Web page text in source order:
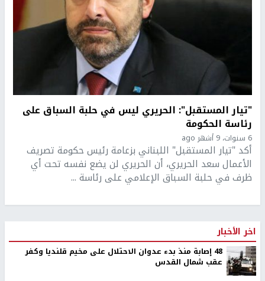
"تيار المستقبل": الحريري ليس في حلبة السباق على
رئاسة الحكومة
6 سنوات، 9 أشهر ago
أكد "تيار المستقبل" اللبناني بزعامة رئيس حكومة تصريف
الأعمال سعد الحريري، أن الحريري لن يضع نفسه تحت أي
ظرف في حلبة السباق الإعلامي على رئاسة ...
اخر الأخبار
48 إصابة منذ بدء عدوان الاحتلال على مخيم قلنديا وكفر
عقب شمال القدس